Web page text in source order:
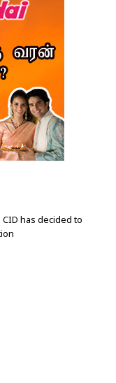
has decided to